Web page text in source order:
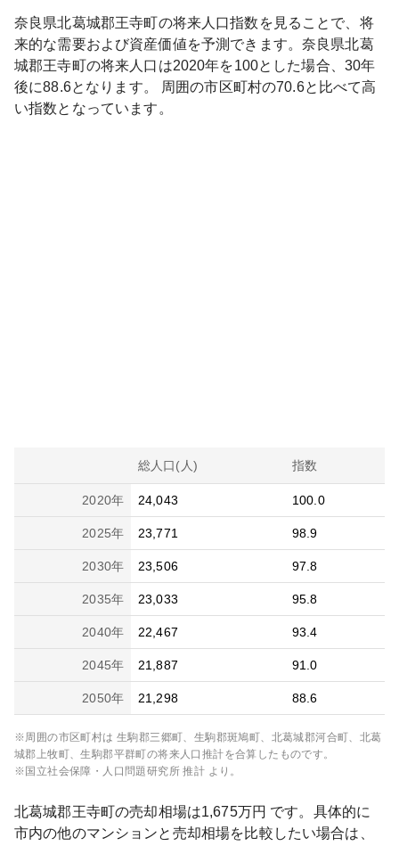
奈良県北葛城郡王寺町の将来人口指数を見ることで、将
来的な需要および資産価値を予測できます。 奈良県北葛
城郡王寺町の将来人口は2020年を100とした場合、30年
後に88.6となります。 周囲の市区町村の70.6と比べて高
い指数となっています。
総人口(人) 指数
2020年 24,043 100.0
2025年 23,771 98.9
2030年 23,506 97.8
2035年 23,033 95.8
2040年 22,467 93.4
2045年 21,887 91.0
2050年 21,298 88.6
※周囲の市区町村は 生駒郡三郷町、生駒郡斑鳩町、北葛城郡河合町、北葛
城郡上牧町、生駒郡平群町の将来人口推計を合算したものです。
※国立社会保障・人口問題研究所 推計 より。
北葛城郡王寺町の売却相場は1,675万円 です。具体的に
市内の他のマンションと売却相場を比較したい場合は、